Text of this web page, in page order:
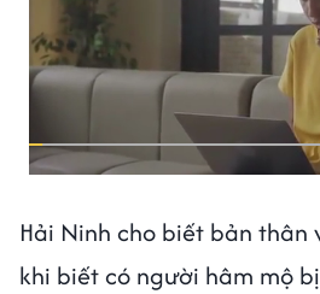
Hải Ninh cho biết bản thân
khi biết có người hâm mộ